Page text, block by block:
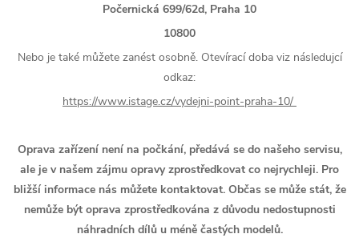
Počernická 699/62d, Praha 10
10800
Nebo je také můžete zanést osobně. Otevírací doba viz následujcí
odkaz:
https://www.istage.cz/vydejni-point-praha-10/
Oprava zařízení není na počkání, předává se do našeho servisu,
ale je v našem zájmu opravy zprostředkovat co nejrychleji. Pro
bližší informace nás můžete kontaktovat. Občas se může stát, že
nemůže být oprava zprostředkována z důvodu nedostupnosti
náhradních dílů u méně častých modelů.